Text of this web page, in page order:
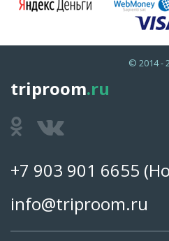
© 2014 -
triproom.ru
+7 903 901 6655
info@triproom.ru